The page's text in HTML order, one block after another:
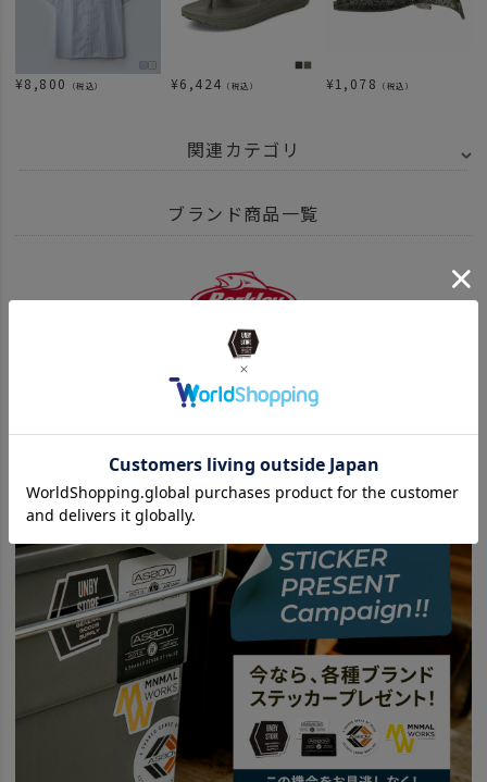
¥8,800 （税込） ¥6,424 （税込） ¥1,078 （税込）
関連カテゴリ
UNBY SELECT Berkley バークレイ
アウトドア・キャンプ用品 釣り
ブランド商品一覧
Berkley バークレー商品一覧はこちら